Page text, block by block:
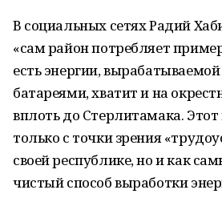
В социальных сетях Радий
«сам район потребляет
есть энергии,
батареями, хватит и на
вплоть до Стерлитамака.
только с точки зрения
своей республике, но и как
чистый способ выработки